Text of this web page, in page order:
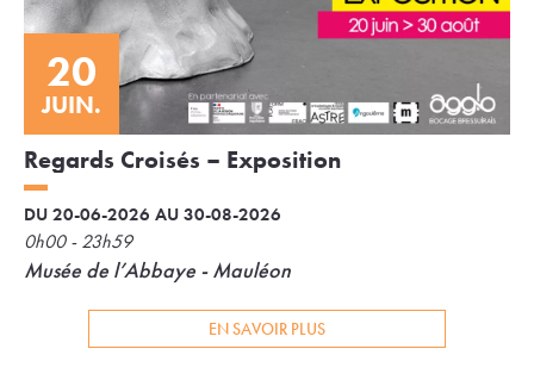
20
JUIN.
Regards Croisés – Exposition
DU 20-06-2026 AU 30-08-2026
0h00 - 23h59
Musée de l’Abbaye - Mauléon
EN SAVOIR PLUS